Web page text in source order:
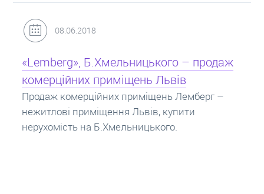
31.05.2018
Кредит під заставу нерухомості: іпотека
Іпотека на квартиру – кредит на житло під
заставу нерухомості. Купити в іпотеку – що
потрібно знати? Консультація від Експертів
про іпотечні кредити.